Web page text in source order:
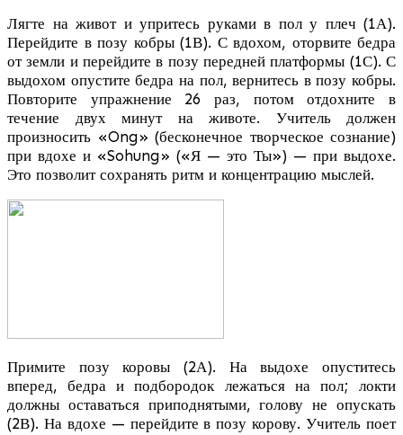
Лягте на живот и упритесь руками в пол у плеч (1А).
Перейдите в позу кобры (1В). С вдохом, оторвите бедра
от земли и перейдите в позу передней платформы (1С). С
выдохом опустите бедра на пол, вернитесь в позу кобры.
Повторите упражнение 26 раз, потом отдохните в
течение двух минут на животе. Учитель должен
произносить «Ong» (бесконечное творческое сознание)
при вдохе и «Sohung» («Я — это Ты») — при выдохе.
Это позволит сохранять ритм и концентрацию мыслей.
Примите позу коровы (2А). На выдохе опуститесь
вперед, бедра и подбородок лежаться на пол; локти
должны оставаться приподнятыми, голову не опускать
(2В). На вдохе — перейдите в позу корову. Учитель поет